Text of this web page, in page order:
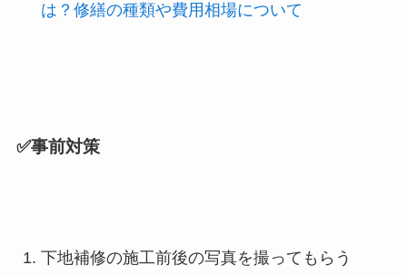
は？修繕の種類や費用相場について
✅事前対策
下地補修の施工前後の写真を撮ってもらう